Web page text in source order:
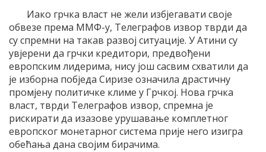
Иако грчка власт не жели избјегавати своје
обвезе према ММФ-у, Телеграфов извор тврди да
су спремни на такав развој ситуације. У Атини су
увјерени да грчки кредитори, предвођени
европским лидерима, нису још сасвим схватили да
је изборна побједа Сиризе означила драстичну
промјену политичке климе у Грчкој. Нова грчка
власт, тврди Телеграфов извор, спремна је
рискирати да изазове урушавање комплетног
европског монетарног система прије него изигра
обећања дана својим бирачима.